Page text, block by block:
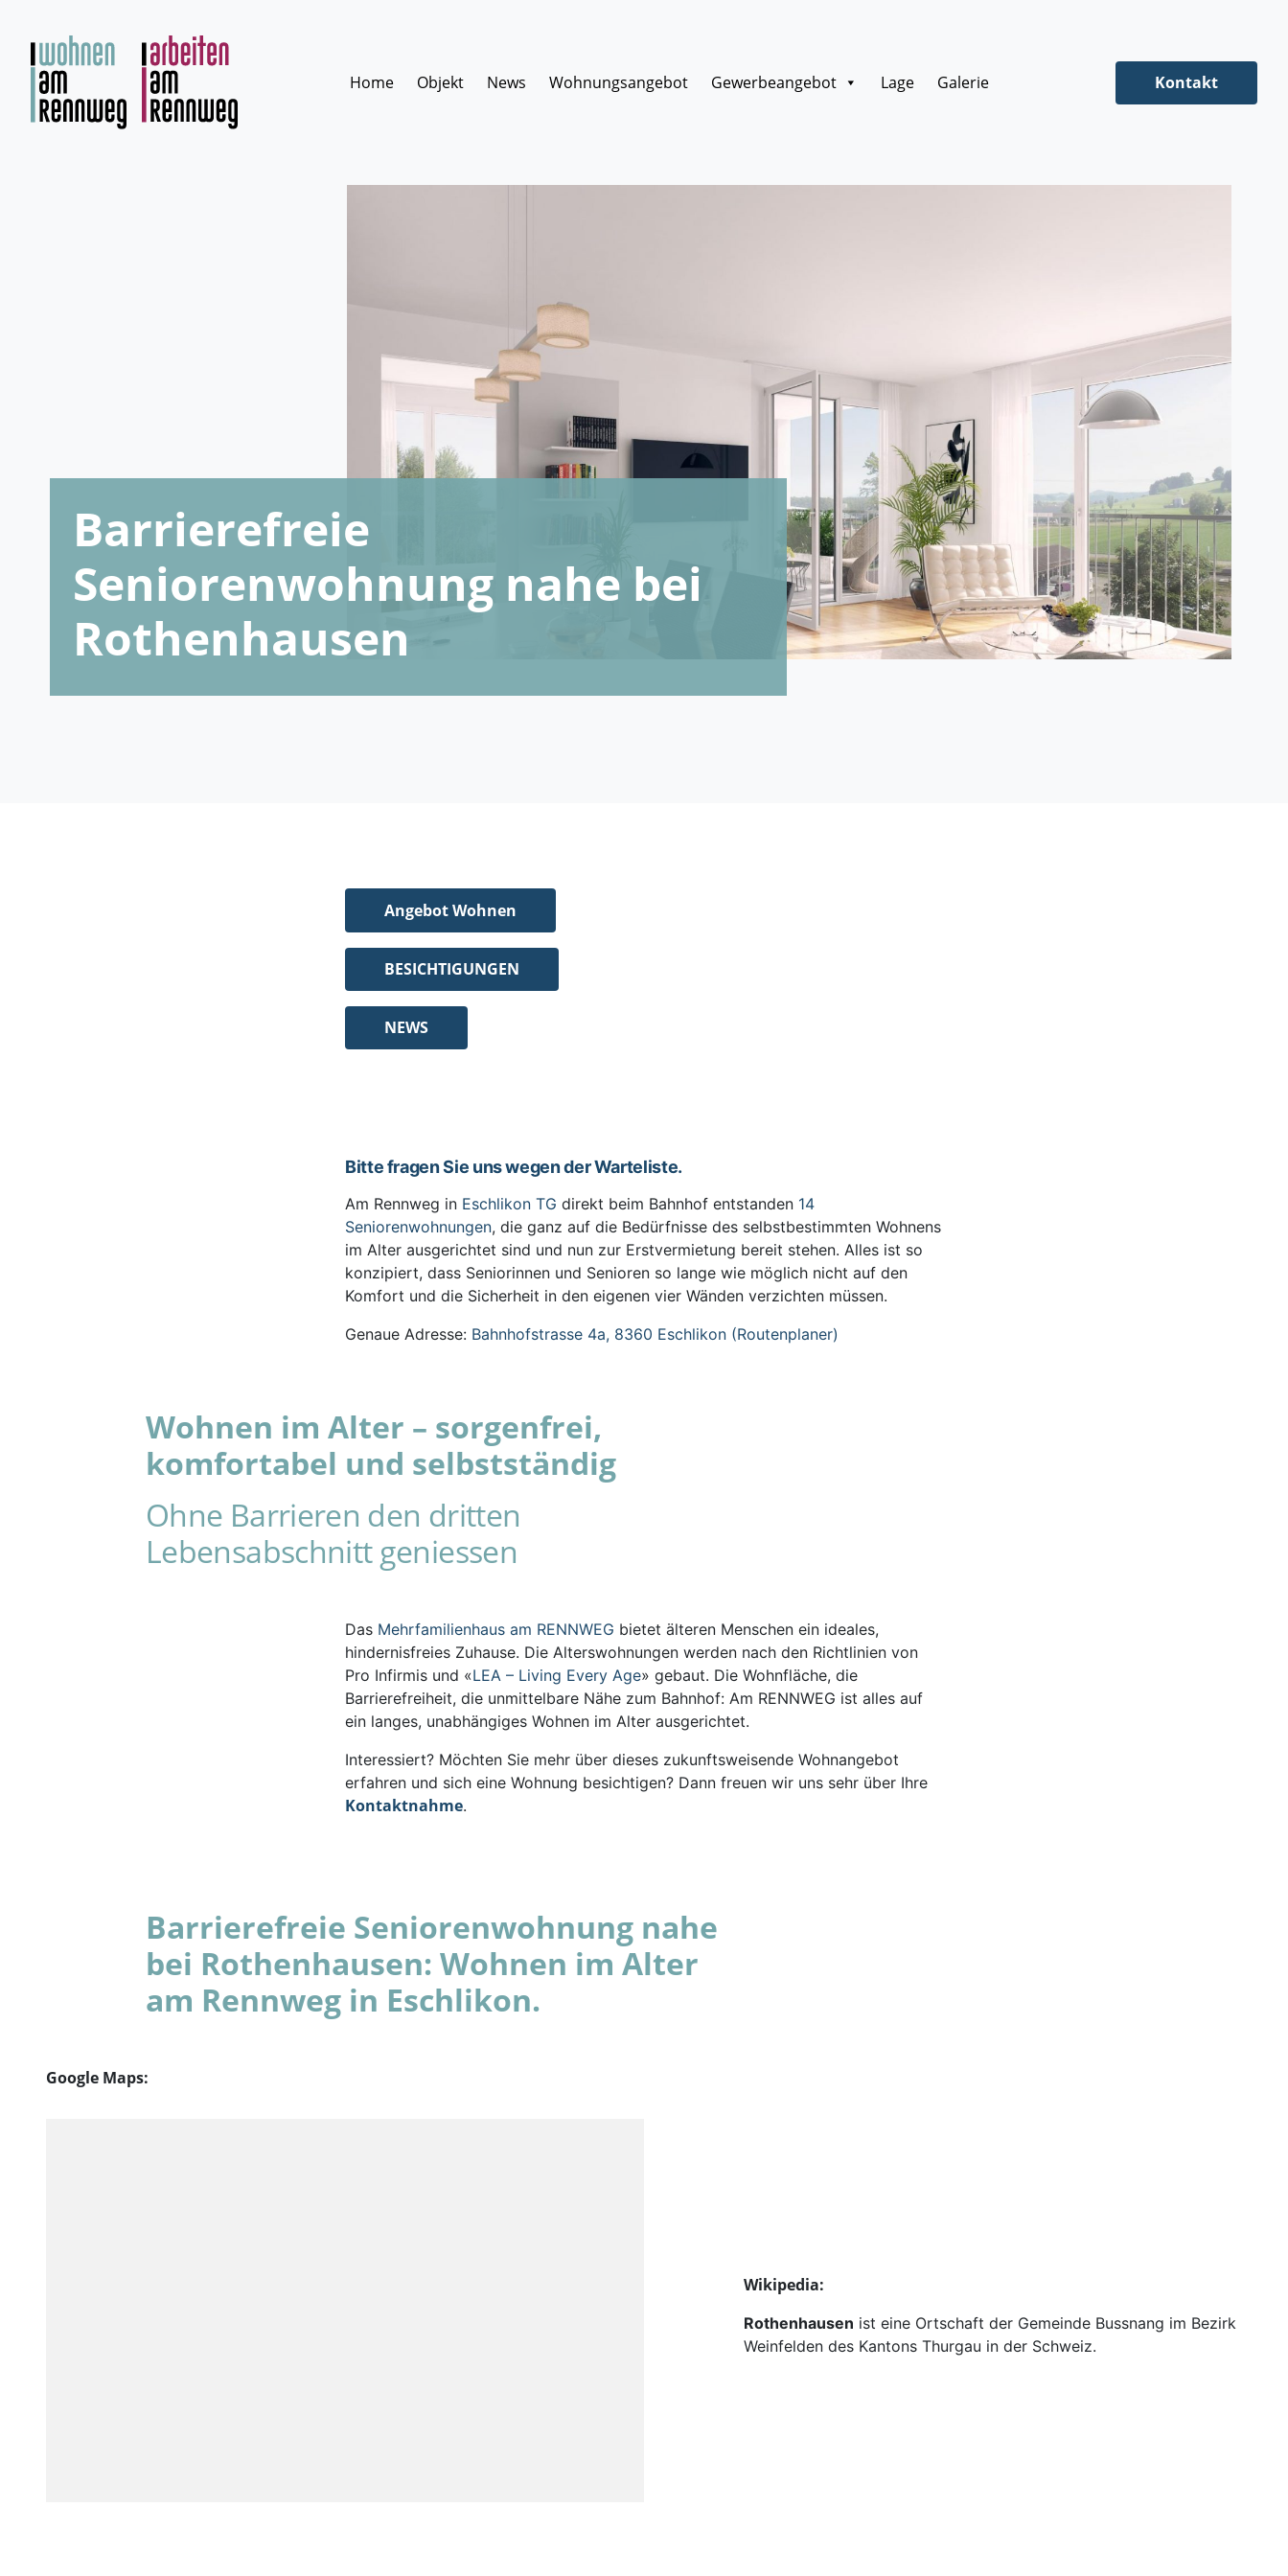
springen
Home
Objekt News Wohnungsangebot Gewerbeangebot Lage Galerie Kontakt
Barrierefreie
Seniorenwohnung nahe bei
Rothenhausen
Angebot Wohnen
BESICHTIGUNGEN
NEWS
Bitte fragen Sie uns wegen der Warteliste.
Am Rennweg in Eschlikon TG direkt beim Bahnhof entstanden 14
Seniorenwohnungen, die ganz auf die Bedürfnisse des selbstbestimmten Wohnens
im Alter ausgerichtet sind und nun zur Erstvermietung bereit stehen. Alles ist so
konzipiert, dass Seniorinnen und Senioren so lange wie möglich nicht auf den
Komfort und die Sicherheit in den eigenen vier Wänden verzichten müssen.
Genaue Adresse: Bahnhofstrasse 4a, 8360 Eschlikon (Routenplaner)
Wohnen im Alter – sorgenfrei,
komfortabel und selbstständig
Ohne Barrieren den dritten
Lebensabschnitt geniessen
Das Mehrfamilienhaus am RENNWEG bietet älteren Menschen ein ideales,
hindernisfreies Zuhause. Die Alterswohnungen werden nach den Richtlinien von
Pro Infirmis und «LEA – Living Every Age» gebaut. Die Wohnfläche, die
Barrierefreiheit, die unmittelbare Nähe zum Bahnhof: Am RENNWEG ist alles auf
ein langes, unabhängiges Wohnen im Alter ausgerichtet.
Interessiert? Möchten Sie mehr über dieses zukunftsweisende Wohnangebot
erfahren und sich eine Wohnung besichtigen? Dann freuen wir uns sehr über Ihre
Kontaktnahme.
Barrierefreie Seniorenwohnung nahe
bei Rothenhausen: Wohnen im Alter
am Rennweg in Eschlikon.
Google Maps:
Wikipedia:
Rothenhausen ist eine Ortschaft der Gemeinde Bussnang im Bezirk
Weinfelden des Kantons Thurgau in der Schweiz.